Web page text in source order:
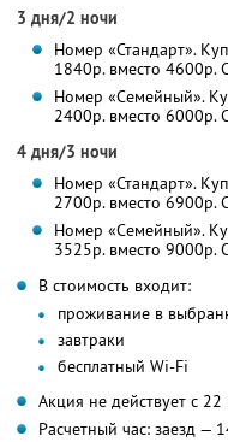
3 дня/2 ночи
Номер «Стандарт».
1840р. вместо 4600р.
Номер «Семейный».
2400р. вместо 6000р.
4 дня/3 ночи
Номер «Стандарт».
2700р. вместо 6900р.
Номер «Семейный».
3525р. вместо 9000р.
В стоимость входит:
проживание в
завтраки
бесплатный Wi-Fi
Акция не действует с
Расчетный час: заезд —